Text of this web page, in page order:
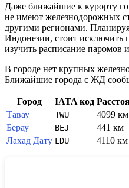
Даже ближайшие к курорту
не имеют железнодорожных
другими регионами.
Индонезии, стоит исключить
изучить расписание паромов
В городе нет крупных
Ближайшие города с ЖД
Город IATA код
Тавау
TWU 4099 км
Берау
BEJ 441 км
Лахад Дату LDU 4110 км